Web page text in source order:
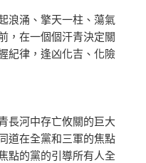
涌、擎天一柱、蕩氣
，在一個個汗青決定關
紀律，逢凶化吉、化險
河中存亡攸關的巨大
道在全黨和三軍的焦點
點的黨的引導所有人全